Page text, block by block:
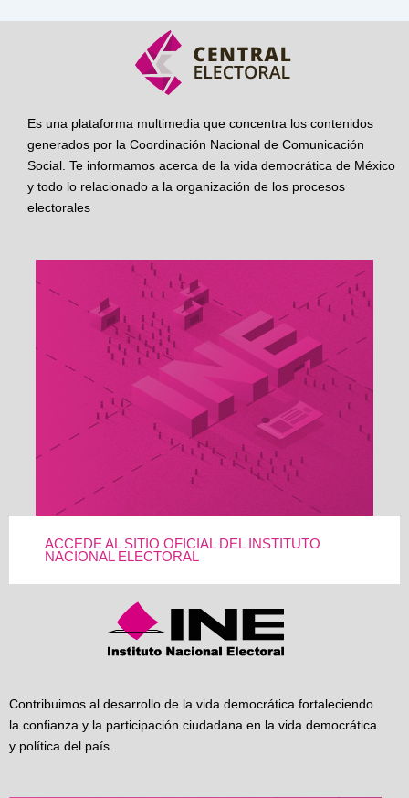
Es una plataforma multimedia que concentra los contenidos
generados por la Coordinación Nacional de Comunicación
Social. Te informamos acerca de la vida democrática de México
y todo lo relacionado a la organización de los procesos
electorales
ACCEDE AL SITIO OFICIAL DEL INSTITUTO
NACIONAL ELECTORAL
Contribuimos al desarrollo de la vida democrática fortaleciendo
la confianza y la participación ciudadana en la vida democrática
y política del país.